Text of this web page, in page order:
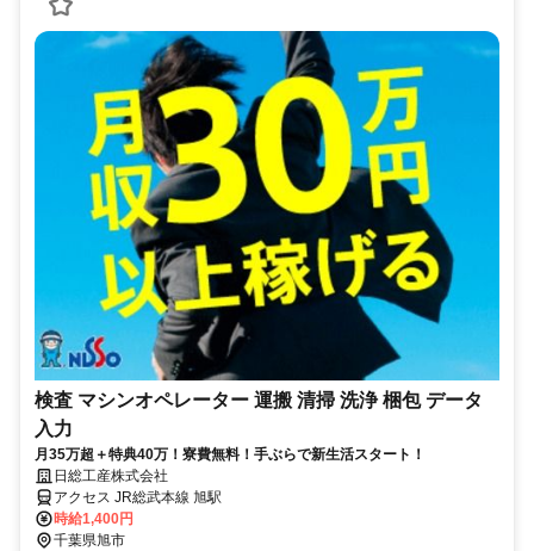
検査 マシンオペレーター 運搬 清掃 洗浄 梱包 データ
入力
月35万超＋特典40万！寮費無料！手ぶらで新生活スタート！
日総工産株式会社
アクセス JR総武本線 旭駅
時給1,400円
千葉県旭市